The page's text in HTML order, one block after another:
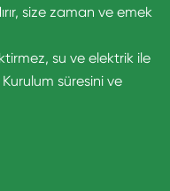
size zaman ve emek
su ve elektrik ile
süresini ve